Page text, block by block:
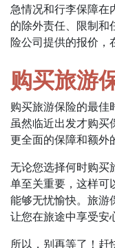
急情况和行李保障在
的除外责任、限制和
险公司提供的报价，
购买旅游
购买旅游保险的最佳
虽然临近出发才购买
更全面的保障和额外
无论您选择何时购买
单至关重要，这样可
能够无忧愉快。旅游
让您在旅途中享受安
所以，别再等了！赶